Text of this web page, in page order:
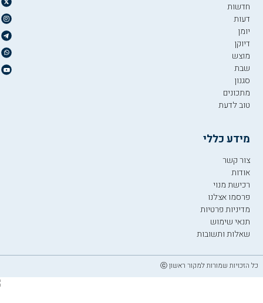
חדשות
דעות
יומן
דיוקן
מוצש
שבת
סגנון
מתכונים
טוב לדעת
מידע כללי
צור קשר
אודות
רכישת מנוי
פרסמו אצלנו
מדיניות פרטיות
תנאי שימוש
שאלות ותשובות
כל הזכויות שמורות למקור ראשון ⓒ